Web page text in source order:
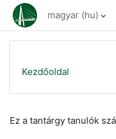
Tovább a fő tartalomhoz
magyar ‎(hu)‎
Kezdőoldal
Ez a tantárgy tanulók